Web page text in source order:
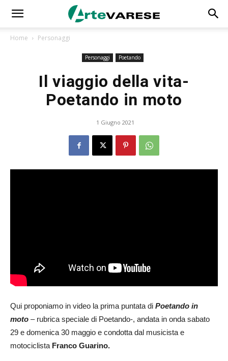
Home Personaggi
Personaggi Poetando
Il viaggio della vita-
Poetando in moto
1 Giugno 2021
Qui proponiamo in video la prima puntata di Poetando in
moto – rubrica speciale di Poetando-, andata in onda sabato
29 e domenica 30 maggio e condotta dal musicista e
motociclista Franco Guarino.